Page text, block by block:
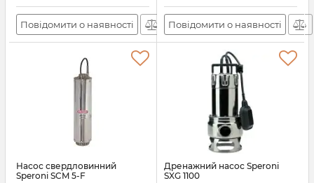
Повідомити о наявності Повідомити о наявності
Насос свердловинний
Speroni SCM 5-F
Дренажний насос Speroni
SXG 1100